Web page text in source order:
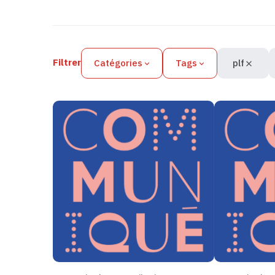
Filtres des actualités
Filtrer Catégories Tags plf